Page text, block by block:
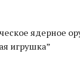
ядерное
игрушка”